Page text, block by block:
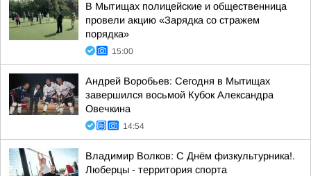
В Мытищах полицейские и общественница
провели акцию «Зарядка со стражем
порядка»
15:00
Андрей Воробьев: Сегодня в Мытищах
завершился восьмой Кубок Александра
Овечкина
14:54
Владимир Волков: С Днём физкультурника!.
Люберцы - территория спорта